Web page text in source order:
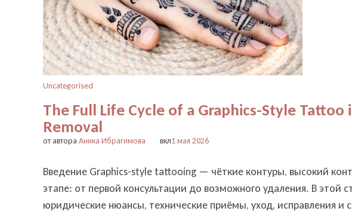
Uncategorised
The Full Life Cycle of a Graphics-Style
Removal
от автора Аника Ибрагимова вкл1 мая 2026
Введение Graphics-style tattooing — чёткие контуры, высокий
этапе: от первой консультации до возможного удаления. В этой
юридические нюансы, технические приёмы, уход, исправления